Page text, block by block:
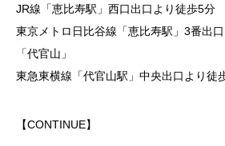
JR線「恵比寿駅」西口出口より徒歩5分
東京メトロ日比谷線「恵比寿駅」3番出
「代官山」
東急東横線「代官山駅」中央出口より徒
【CONTINUE】